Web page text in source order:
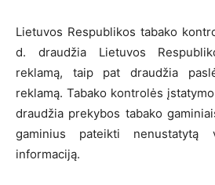
Lietuvos Respublikos tabako
d. draudžia Lietuvos
reklamą, taip pat draudžia
reklamą. Tabako kontrolės
draudžia prekybos tabako
gaminius pateikti nenustatytą
informaciją.